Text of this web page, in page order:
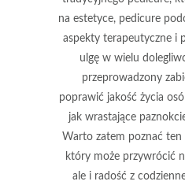
na estetyce, pedicure
aspekty terapeutyczne i
ulgę w wielu
przeprowadzony
poprawić jakość życia
jak wrastające
Warto zatem poznać ten
który może przywrócić
ale i radość z